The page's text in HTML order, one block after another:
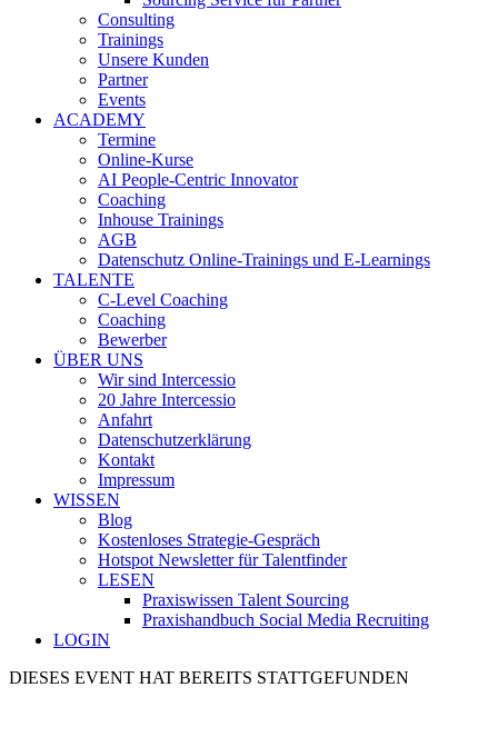
Consulting
Trainings
Unsere Kunden
Partner
Events
ACADEMY
Termine
Online-Kurse
AI People-Centric Innovator
Coaching
Inhouse Trainings
AGB
Datenschutz Online-Trainings und E-Learnings
TALENTE
C-Level Coaching
Coaching
Bewerber
ÜBER UNS
Wir sind Intercessio
20 Jahre Intercessio
Anfahrt
Datenschutzerklärung
Kontakt
Impressum
WISSEN
Blog
Kostenloses Strategie-Gespräch
Hotspot Newsletter für Talentfinder
LESEN
Praxiswissen Talent Sourcing
Praxishandbuch Social Media Recruiting
LOGIN
DIESES EVENT HAT BEREITS STATTGEFUNDEN